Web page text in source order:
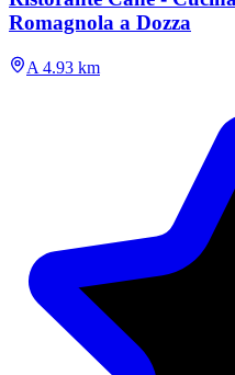
Romagnola a Dozza
A 4.93 km